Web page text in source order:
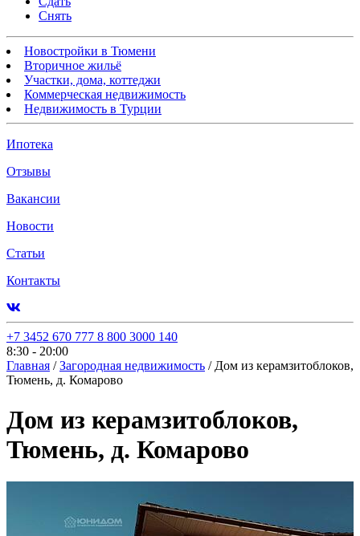
Снять
Новостройки в Тюмени
Вторичное жильё
Участки, дома, коттеджи
Коммерческая недвижимость
Недвижимость в Турции
Ипотека
Отзывы
Вакансии
Новости
Статьи
Контакты
+7 3452 670 777 8 800 3000 140
8:30 - 20:00
Главная / Загородная недвижимость / Дом из керамзитоблоков,
Тюмень, д. Комарово
Дом из керамзитоблоков,
Тюмень, д. Комарово